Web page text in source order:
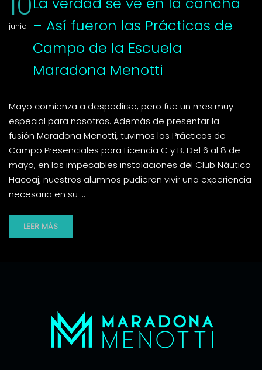
junio
– Así fueron las Prácticas de
Campo de la Escuela
Maradona Menotti
Mayo comienza a despedirse, pero fue un mes muy
especial para nosotros. Además de presentar la
fusión Maradona Menotti, tuvimos las Prácticas de
Campo Presenciales para Licencia C y B. Del 6 al 8 de
mayo, en las impecables instalaciones del Club Náutico
Hacoaj, nuestros alumnos pudieron vivir una experiencia
necesaria en su …
LEER MÁS